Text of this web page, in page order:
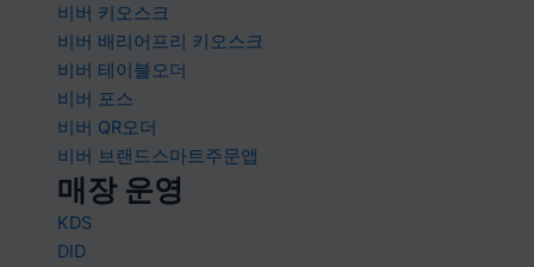
비버 키오스크
비버 배리어프리 키오스크
비버 테이블오더
비버 포스
비버 QR오더
비버 브랜드스마트주문앱
매장 운영
KDS
DID